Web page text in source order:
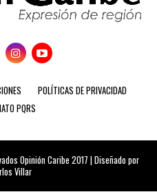
POLÍTICAS DE PRIVACIDAD
PQRS
Opinión Caribe 2017 | Diseñado por
Villar